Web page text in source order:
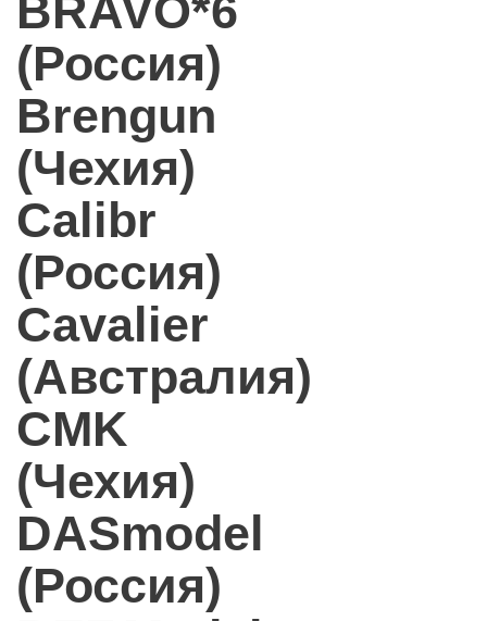
BRAVO*6
(Россия)
Brengun
(Чехия)
Calibr
(Россия)
Cavalier
(Австралия)
CMK
(Чехия)
DASmodel
(Россия)